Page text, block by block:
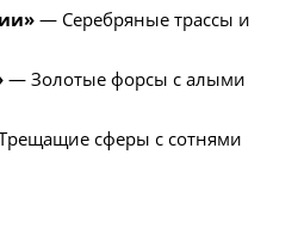
— Серебряные трассы и
— Золотые форсы с алыми
сферы с сотнями